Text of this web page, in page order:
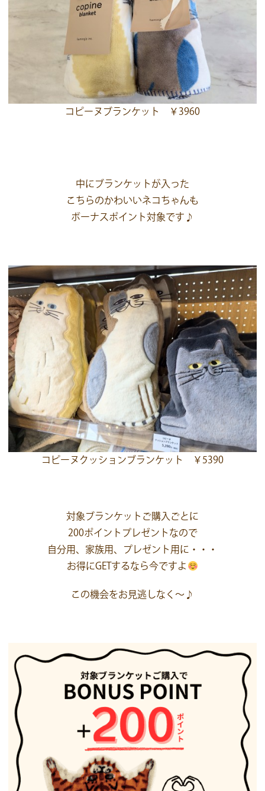
コピーヌブランケット ￥3960
中にブランケットが入った
こちらのかわいいネコちゃんも
ボーナスポイント対象です♪
コピーヌクッションブランケット ￥5390
対象ブランケットご購入ごとに
200ポイントプレゼントなので
自分用、家族用、プレゼント用に・・・
お得にGETするなら今ですよ
この機会をお見逃しなく～♪